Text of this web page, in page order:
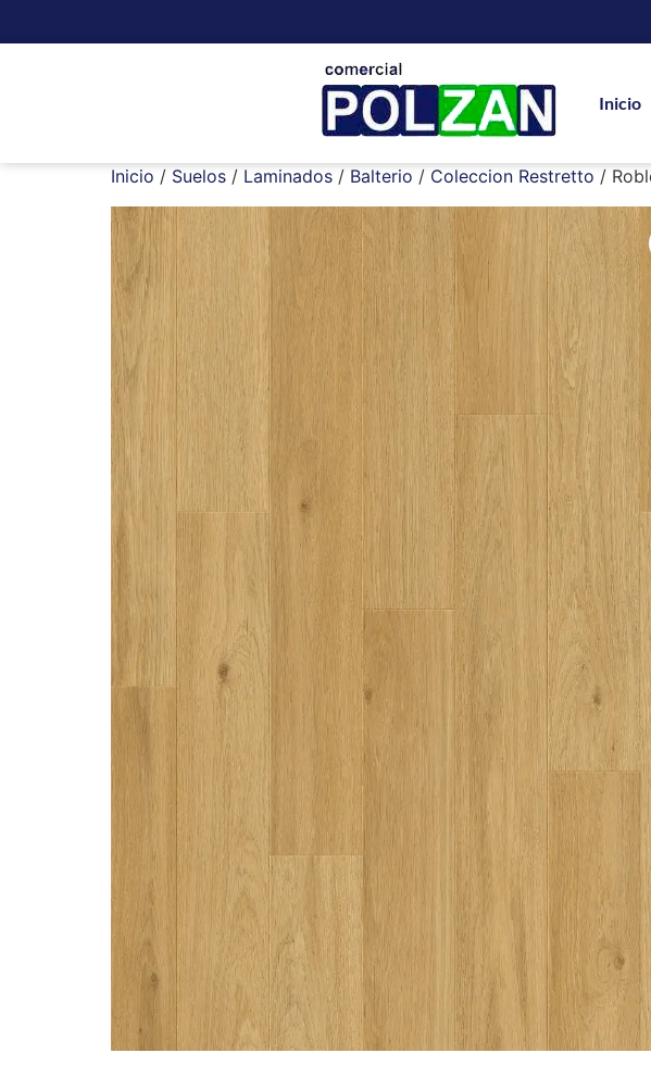
Inicio
Inicio / Suelos / Laminados / Balterio / Coleccion Restretto /